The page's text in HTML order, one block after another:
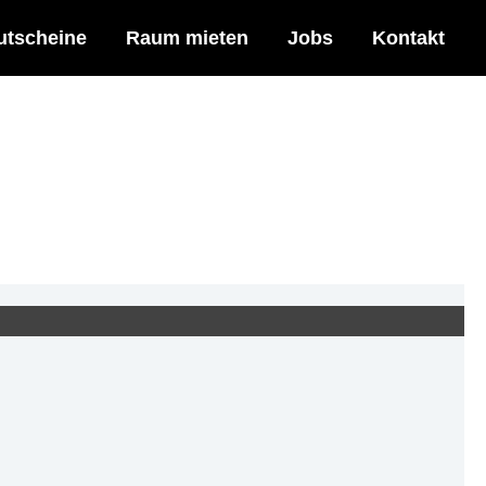
Raum mieten Jobs Kontakt